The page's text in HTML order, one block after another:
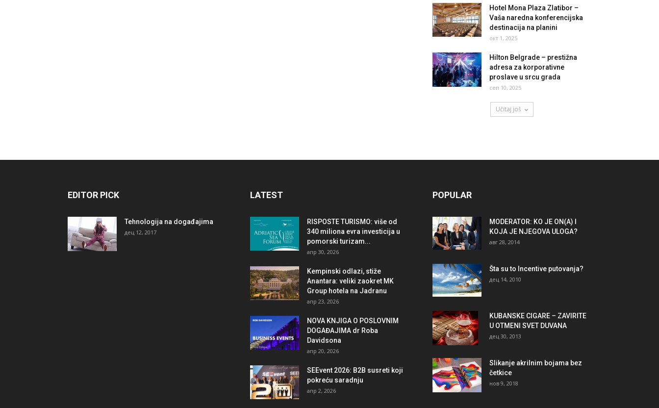
Hotel Mona Plaza Zlatibor –
Vaša naredna konferencijska
destinacija na planini
окт 1, 2025
Hilton Belgrade – prestižna
adresa za korporativne
proslave u srcu grada
сеп 10, 2025
Učitaj još
EDITOR PICK
Tehnologija na događajima
дец 12, 2017
LATEST
RISPOSTE TURISMO: više od
340 miliona evra investicija u
pomorski turizam...
апр 30, 2026
Kempinski odlazi, stiže
Anantara: veliki zaokret MK
Group hotela na Jadranu
апр 23, 2026
NOVA KNJIGA O POSLOVNIM
DOGAĐAJIMA dr Roba
Davidsona
апр 20, 2026
SEEvent 2026: B2B susreti koji
pokreću saradnju
апр 2, 2026
POPULAR
MODERATOR: KO JE ON(A) I
KOJA JE NJEGOVA ULOGA?
авг 28, 2014
Šta su to Incentive putovanja?
дец 14, 2010
KUBANSKE CIGARE – ZAVIRITE
U OTMENI SVET DUVANA
дец 30, 2013
Slikanje akrilnim bojama bez
četkice
нов 9, 2018